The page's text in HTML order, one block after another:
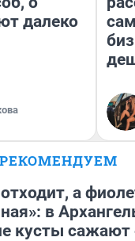
далеко
РЕКОМЕНДУЕМ
а
в
кусты